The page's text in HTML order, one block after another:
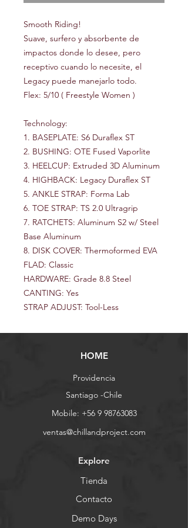
Smooth Riding!
Suave, surfero y absorbente de
impactos donde lo desee, pero
receptivo cuando lo necesite, el
Legacy puede manejarlo todo.
Flex: 5/10 ( Freestyle Women )
Technology:
1. BASEPLATE: S6 Duraflex ST
2. BUSHING: OTE Fused Vaporlite
3. HEELCUP: Extruded 3D Aluminum
4. HIGHBACK: Legacy Duraflex ST
5. ANKLE STRAP: Forma Lab
6. TOE STRAP: TS 2.0 Ultragrip
7. RATCHETS: Aluminum S2 w/ Steel
Base Aluminum
8. DISK COVER: Thermoformed EVA
FLAD: Classic
HARDWARE: Grade 8.8 Steel
CANTING: Yes
STRAP ADJUST: Tool-Less
HOME
Providencia
Santiago -Chile
Mobile: +56 9 98763083
ventas@chillandproject.com
Explore
Tienda
Contacto
Demo Days